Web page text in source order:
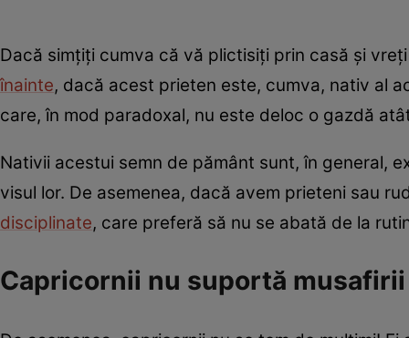
Dacă simțiți cumva că vă plictisiți prin casă și
înainte, dacă acest prieten este, cumva, nativ al
care, în mod paradoxal, nu este deloc o gazdă
Nativii acestui semn de pământ sunt, în general,
visul lor. De asemenea, dacă avem prieteni sau
disciplinate, care preferă să nu se abată de la
Capricornii nu suportă